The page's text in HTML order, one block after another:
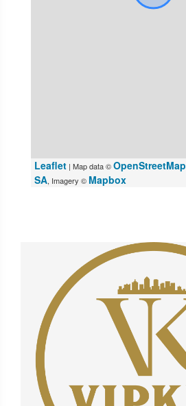
Leaflet | Map data ©OpenStreetMap
SA, Imagery © Mapbox